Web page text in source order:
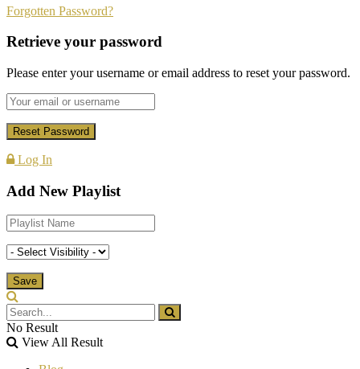
Forgotten Password?
Retrieve your password
Please enter your username or email address to reset your password.
Log In
Add New Playlist
No Result
View All Result